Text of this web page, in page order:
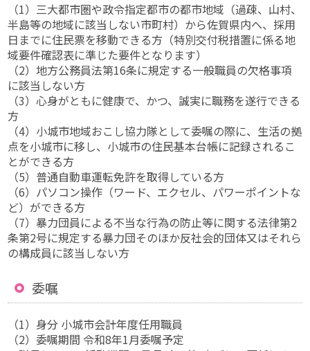
（1）三大都市圏や政令指定都市の都市地域（過疎、山村、
半島等の地域に該当しない市町村）から佐賀県内へ、採用
日までに住民票を移動できる方（特別交付税措置に係る地
域要件確認表に準じた要件となります）
（2）地方公務員法第16条に規定する一般職員の欠格事項
に該当しない方
（3）心身がともに健康で、かつ、誠実に職務を遂行できる
方
（4）小城市地域おこし協力隊として委嘱の際に、生活の拠
点を小城市に移し、小城市の住民基本台帳に記録されるこ
とができる方
（5）普通自動車運転免許を取得している方
（6）パソコン操作（ワード、エクセル、パワーポイントな
ど）ができる方
（7）暴力団員による不当な行為の防止等に関する法律第2
条第2号に規定する暴力団そのほか反社会的団体又はそれら
の構成員に該当しない方
委嘱
（1）身分 小城市会計年度任用職員
（2）委嘱期間 令和8年1月委嘱予定